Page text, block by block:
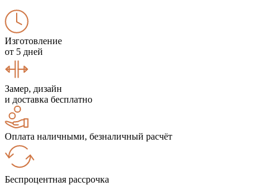
Изготовление
от 5 дней
Замер, дизайн
и доставка бесплатно
Оплата наличными, безналичный расчёт
Беспроцентная рассрочка